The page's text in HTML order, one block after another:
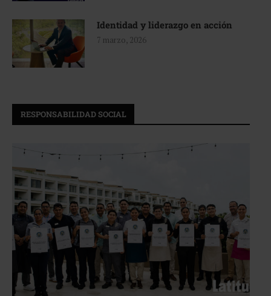
Identidad y liderazgo en acción
7 marzo, 2026
RESPONSABILIDAD SOCIAL